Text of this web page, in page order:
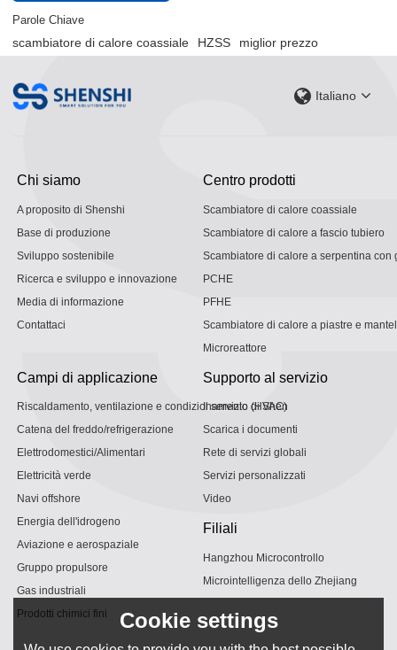
Parole Chiave
scambiatore di calore coassiale HZSS miglior prezzo
Italiano
Chi siamo
A proposito di Shenshi
Base di produzione
Sviluppo sostenibile
Ricerca e sviluppo e innovazione
Media di informazione
Contattaci
Centro prodotti
Scambiatore di calore coassiale
Scambiatore di calore a fascio tubiero
Scambiatore di calore a serpentina con
PCHE
PFHE
Scambiatore di calore a piastre e
Microreattore
Campi di applicazione
Riscaldamento, ventilazione e condizionamento (HVAC)
Catena del freddo/refrigerazione
Elettrodomestici/Alimentari
Elettricità verde
Navi offshore
Energia dell'idrogeno
Aviazione e aerospaziale
Gruppo propulsore
Gas industriali
Prodotti chimici fini
Supporto al servizio
Il servizio di Shen
Scarica i documenti
Rete di servizi globali
Servizi personalizzati
Video
Filiali
Hangzhou Microcontrollo
Microintelligenza dello Zhejiang
Cookie settings